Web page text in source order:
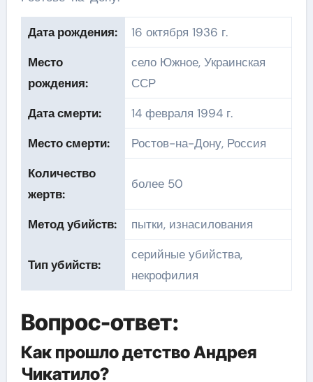
Дата рождения:
16 октября 1936 г.
Место
рождения:
село Южное, Украинская
ССР
Дата смерти:
14 февраля 1994 г.
Место смерти:
Ростов-на-Дону, Россия
Количество
жертв:
более 50
Метод убийств: пытки, изнасилования
Тип убийств:
серийные убийства,
некрофилия
Вопрос-ответ:
Как прошло детство Андрея
Чикатило?